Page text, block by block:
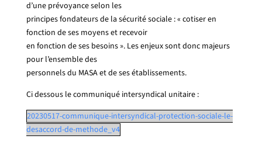
d’une prévoyance selon les
principes fondateurs de la sécurité sociale : « cotiser en
fonction de ses moyens et recevoir
en fonction de ses besoins ». Les enjeux sont donc majeurs
pour l’ensemble des
personnels du MASA et de ses établissements.
Ci dessous le communiqué intersyndical unitaire :
20230517-communique-intersyndical-protection-sociale-le-
desaccord-de-methode_v4